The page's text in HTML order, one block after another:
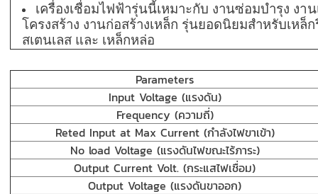
เครื่องเชื่อมไฟฟ้ารุ่นนี้เหมาะกับ งานซ่อมบำรุง งา
โครงสร้าง งานก่อสร้างเหล็ก รุ่นยอดนิยมสำหรับเหล็
สเตนเลส และ เหล็กหล่อ
Parameters
Input Voltage (แรงดัน)
Frequency (ความถี่)
Reted Input at Max Current (กำลังไฟขาเข้า)
No load Voltage (แรงดันไฟขณะไร้ภาระ)
Output Current Volt. (กระแสไฟเชื่อม)
Output Voltage (แรงดันขาออก)